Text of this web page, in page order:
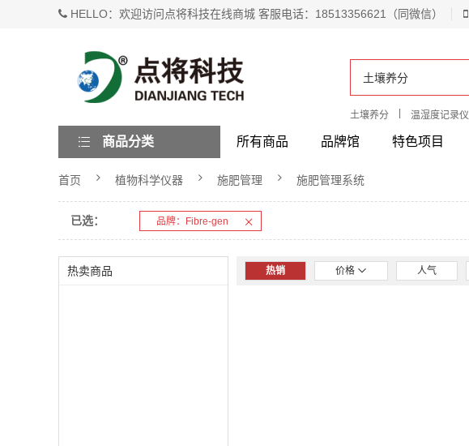
HELLO：欢迎访问点将科技在线商城 客服电话：18513356621（同微信）
土壤养分 温湿度记录仪
所有商品 品牌馆 特色项目
商品分类
首页 植物科学仪器 施肥管理 施肥管理系统
已选： 品牌：Fibre-gen
热卖商品 热销 价格 人气